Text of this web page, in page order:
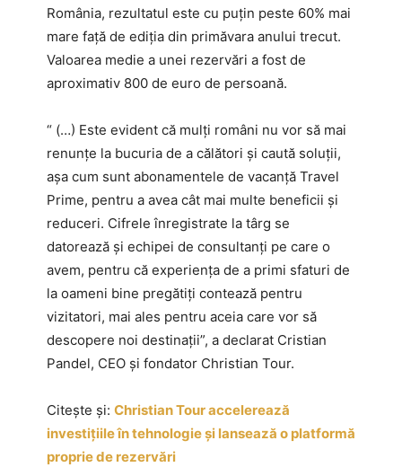
România, rezultatul este cu puțin peste 60% mai
mare față de ediția din primăvara anului trecut.
Valoarea medie a unei rezervări a fost de
aproximativ 800 de euro de persoană.
“ (…) Este evident că mulți români nu vor să mai
renunțe la bucuria de a călători și caută soluții,
așa cum sunt abonamentele de vacanță Travel
Prime, pentru a avea cât mai multe beneficii și
reduceri. Cifrele înregistrate la târg se
datorează și echipei de consultanți pe care o
avem, pentru că experiența de a primi sfaturi de
la oameni bine pregătiți contează pentru
vizitatori, mai ales pentru aceia care vor să
descopere noi destinații”, a declarat Cristian
Pandel, CEO și fondator Christian Tour.
Citește și: Christian Tour accelerează
investițiile în tehnologie și lansează o platformă
proprie de rezervări